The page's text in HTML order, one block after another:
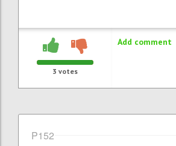
3 votes
Add comment
P152